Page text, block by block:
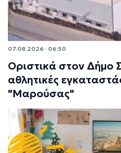
07.08.2026 · 06:50
Οριστικά στον Δήμο
αθλητικές
"Μαρούσας"